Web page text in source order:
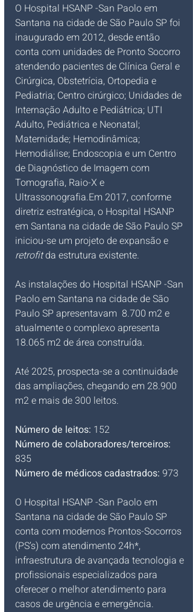
O Hospital HSANP -San Paolo em
Santana na cidade de São Paulo SP foi
inaugurado em 2012, desde então
conta com unidades de Pronto Socorro
atendendo pacientes de Clínica Geral e
Cirúrgica, Obstetrícia, Ortopedia e
Pediatria; Centro cirúrgico; Unidades de
Internação Adulto e Pediátrica; UTI
Adulto, Pediátrica e Neonatal;
Maternidade; Hemodinâmica;
Hemodiálise; Endoscopia e um Centro
de Diagnóstico de Imagem com
Tomografia, Raio-X e
Ultrassonografia.Em 2017, conforme
diretriz estratégica, o Hospital HSANP
em Santana na cidade de São Paulo SP
iniciou-se um projeto de expansão e
retrofit da estrutura existente.
As instalações do Hospital HSANP -San
Paolo em Santana na cidade de São
Paulo SP apresentavam  8.700 m2 e
atualmente o complexo apresenta
18.065 m2 de área construída.
Até 2025, prospecta-se a continuidade
das ampliações, chegando em 28.900
m2 e mais de 300 leitos.
Número de leitos: 152
Número de colaboradores/terceiros:
835
Número de médicos cadastrados: 973
O Hospital HSANP -San Paolo em
Santana na cidade de São Paulo SP
conta com modernos Prontos-Socorros
(PS’s) com atendimento 24h*,
infraestrutura de avançada tecnologia e
profissionais especializados para
oferecer o melhor atendimento para
casos de urgência e emergência.